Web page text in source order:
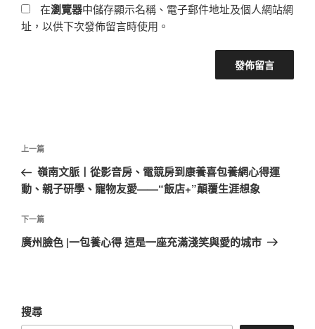
在瀏覽器中儲存顯示名稱、電子郵件地址及個人網站網
址，以供下次發佈留言時使用。
文
導
覽
上
一
篇
章
上一篇
嶺南文脈丨從影音房、電競房到康養喜包養網心得運
動、親子研學、寵物友愛——“飯店+”顛覆生涯想象
下
一
下一篇
廣州臉色 |一包養心得 這是一座充滿淺笑與愛的城市
搜尋